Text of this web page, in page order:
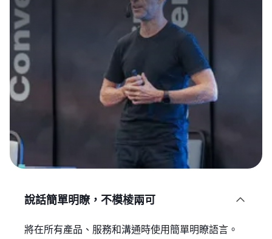
說話簡單明瞭，不模棱兩可 
將在所有產品、服務和溝通時使用簡單明瞭語言。